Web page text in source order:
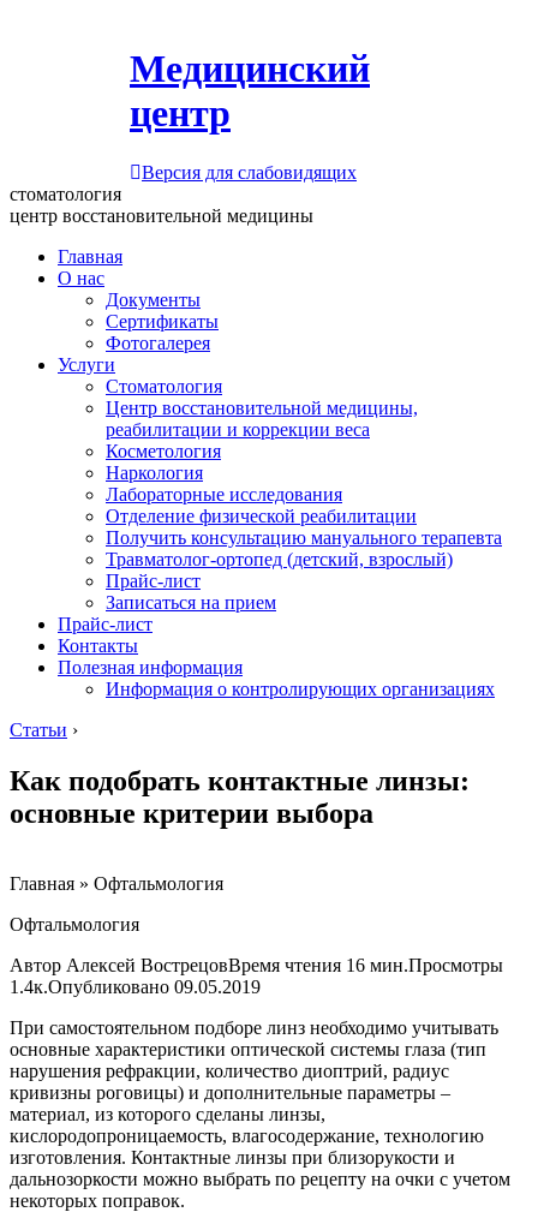
Медицинский
центр
Версия для слабовидящих
стоматология
центр восстановительной медицины
Главная
О нас
Документы
Сертификаты
Фотогалерея
Услуги
Стоматология
Центр восстановительной медицины,
реабилитации и коррекции веса
Косметология
Наркология
Лабораторные исследования
Отделение физической реабилитации
Получить консультацию мануального терапевта
Травматолог-ортопед (детский, взрослый)
Прайс-лист
Записаться на прием
Прайс-лист
Контакты
Полезная информация
Информация о контролирующих организациях
Статьи ›
Как подобрать контактные линзы:
основные критерии выбора
Главная » Офтальмология
Офтальмология
Автор Алексей ВострецовВремя чтения 16 мин.Просмотры
1.4к.Опубликовано 09.05.2019
При самостоятельном подборе линз необходимо учитывать
основные характеристики оптической системы глаза (тип
нарушения рефракции, количество диоптрий, радиус
кривизны роговицы) и дополнительные параметры –
материал, из которого сделаны линзы,
кислородопроницаемость, влагосодержание, технологию
изготовления. Контактные линзы при близорукости и
дальнозоркости можно выбрать по рецепту на очки с учетом
некоторых поправок.